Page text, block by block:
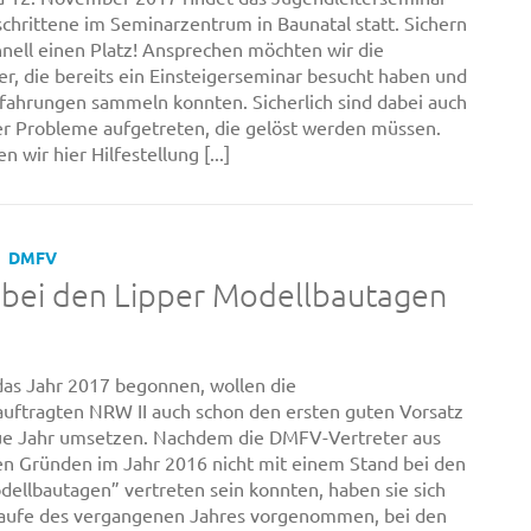
im Seminarzentrum in Baunatal statt. Sichern
einen Platz! Ansprechen möchten wir die
die bereits ein Einsteigerseminar besucht haben und
sammeln konnten. Sicherlich sind dabei auch
Probleme aufgetreten, die gelöst werden müssen.
wir hier Hilfestellung [...]
DMFV
den Lipper Modellbautagen
Jahr 2017 begonnen, wollen die
NRW II auch schon den ersten guten Vorsatz
Jahr umsetzen. Nachdem die DMFV-Vertreter aus
Gründen im Jahr 2016 nicht mit einem Stand bei den
vertreten sein konnten, haben sie sich
des vergangenen Jahres vorgenommen, bei den